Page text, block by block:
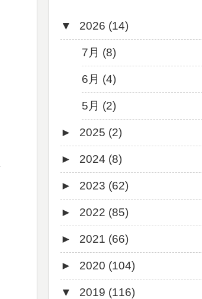
▼ 2026 (14)
7月 (8)
6月 (4)
5月 (2)
► 2025 (2)
12月 (1)
6月 (1)
► 2024 (8)
8月 (1)
7月 (1)
5月 (2)
4月 (3)
3月 (1)
► 2023 (62)
9月 (1)
8月 (1)
7月 (8)
6月 (5)
► 2022 (85)
12月 (3)
10月 (1)
9月 (4)
► 2021 (66)
12月 (4)
11月 (8)
► 2020 (104)
12月 (7)
▼ 2019 (116)